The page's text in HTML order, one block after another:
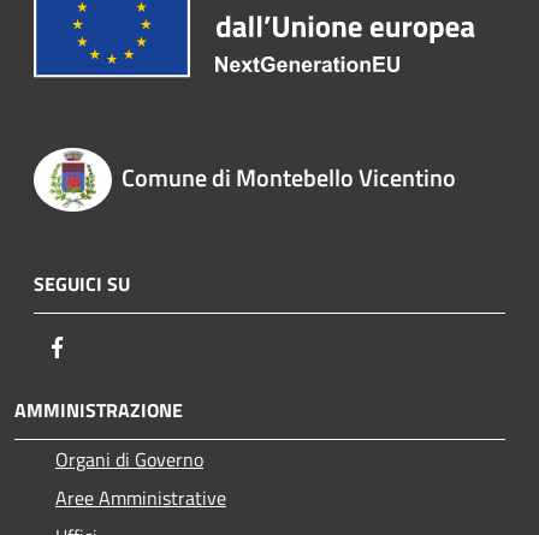
Comune di Montebello Vicentino
SEGUICI SU
AMMINISTRAZIONE
Organi di Governo
Aree Amministrative